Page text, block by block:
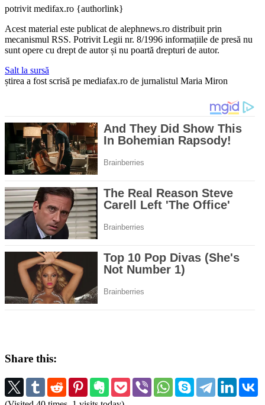
potrivit medifax.ro {authorlink}
Acest material este publicat de alephnews.ro distribuit prin
mecanismul RSS. Potrivit Legii nr. 8/1996 informațiile de presă nu
sunt opere cu drept de autor și nu poartă drepturi de autor.
Salt la sursă
știrea a fost scrisă pe mediafax.ro de jurnalistul Maria Miron
Share this: